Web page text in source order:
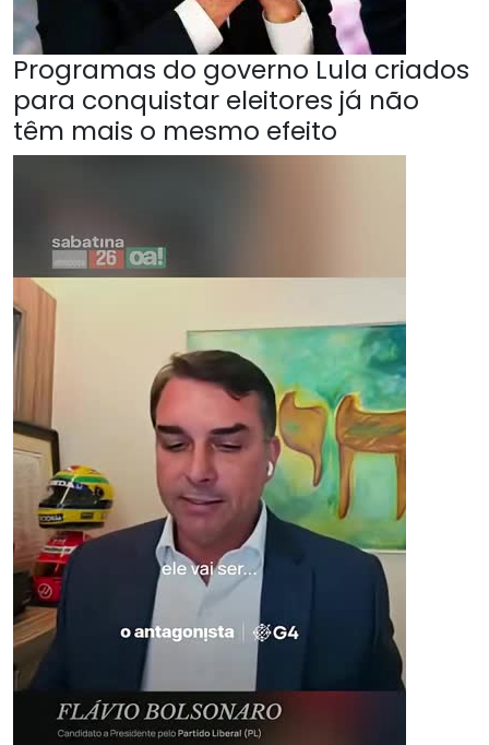
Programas do governo Lula criados
para conquistar eleitores já não
têm mais o mesmo efeito